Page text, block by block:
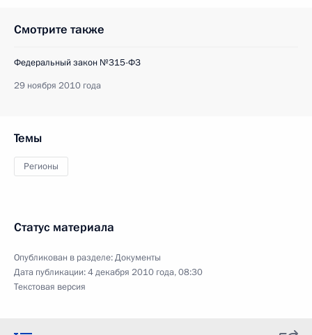
Смотрите также
Федеральный закон №315-ФЗ
29 ноября 2010 года
Темы
Регионы
Статус материала
Опубликован в разделе:Документы
Дата публикации:4 декабря 2010 года, 08:30
Текстовая версия